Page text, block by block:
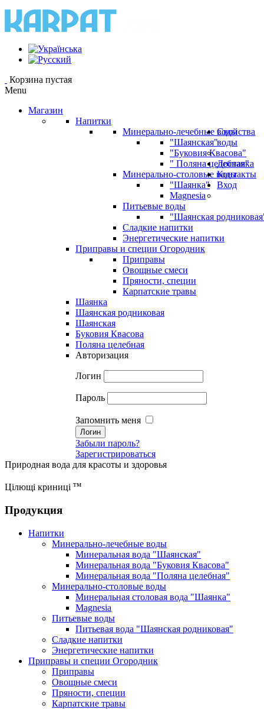
Корзина пустая
Menu
Магазин
Напитки
Минерально-лечебные воды
"Шаянская"
"Буковия Квасова"
" Поляна целебная"
Минерально-столовые воды
"Шаянка"
Magnesia
Питьевые воды
"Шаянская
Сладкие напитки
Энергетические напитки
Приправы и специи Огородник
Приправы
Овощные смеси
Пряности, специи
Карпатские травы
Свойства
воды
Шаянка
Шаянская родниковая
Шаянская
Буковия Квасова
Поляна целебная
Доставка
Контакты
Вход
Авторизация
Логин
Пароль
Запомнить меня
Забыли пароль?
Зарегистрироваться
Природная вода для красоты и здоровья
Цілющі криниці тм
Продукция
Напитки
Минерально-лечебные воды
Минеральная вода "Шаянская"
Минеральная вода "Буковия Квасова"
Минеральная вода "Поляна целебная"
Минерально-столовые воды
Минеральная столовая вода "Шаянка"
Magnesia
Питьевые воды
Питьевая вода "Шаянская родниковая"
Сладкие напитки
Энергетические напитки
Приправы и специи Огородник
Приправы
Овощные смеси
Пряности, специи
Карпатские травы